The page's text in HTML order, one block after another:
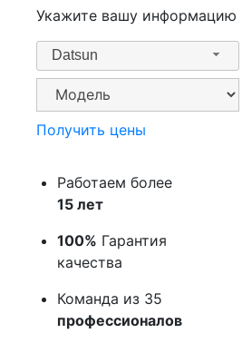
Укажите вашу информацию
Datsun
Получить цены
Работаем более
15 лет
100% Гарантия
качества
Команда из 35
профессионалов